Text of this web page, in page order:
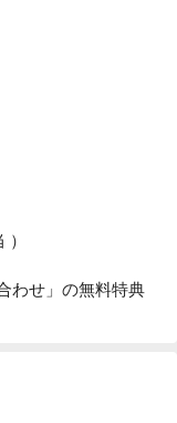
わせ」の無料特典